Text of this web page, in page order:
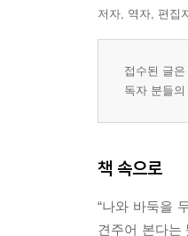
저자, 역자, 편집
접수된 글
독자 분들
책 속으로
“나와 바둑을
견주어 본다는